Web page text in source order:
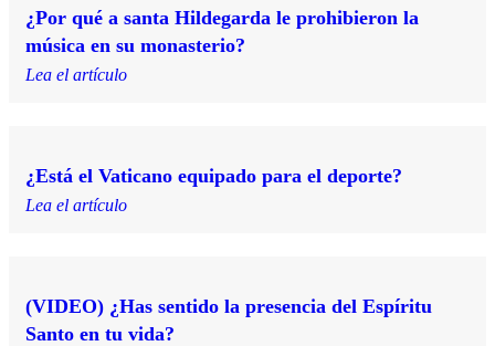
¿Por qué a santa Hildegarda le prohibieron la
música en su monasterio?
Lea el artículo
¿Está el Vaticano equipado para el deporte?
Lea el artículo
(VIDEO) ¿Has sentido la presencia del Espíritu
Santo en tu vida?